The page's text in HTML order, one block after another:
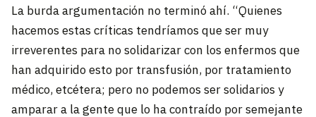
La burda argumentación no terminó ahí. “Quienes
hacemos estas críticas tendríamos que ser muy
irreverentes para no solidarizar con los enfermos que
han adquirido esto por transfusión, por tratamiento
médico, etcétera; pero no podemos ser solidarios y
amparar a la gente que lo ha contraído por semejante